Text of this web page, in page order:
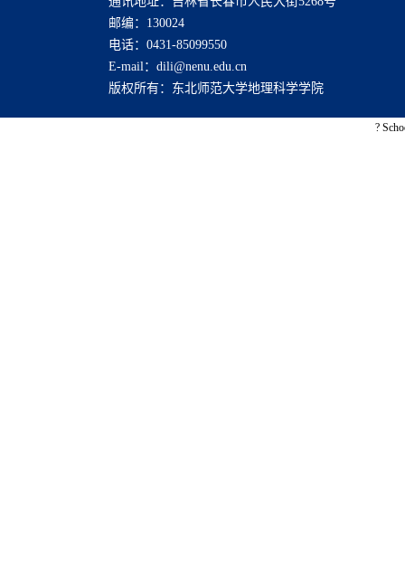
邮编：130024
电话：0431-85099550
E-mail：dili@nenu.edu.cn
版权所有：东北师范大学地理科学学院
?